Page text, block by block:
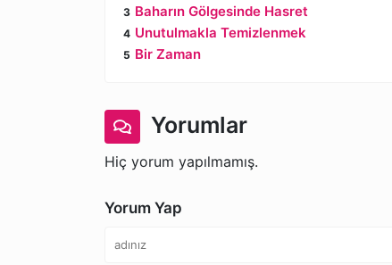
Baharın Gölgesinde Hasret
Unutulmakla Temizlenmek
Bir Zaman
Yorumlar
Hiç yorum yapılmamış.
Yorum Yap